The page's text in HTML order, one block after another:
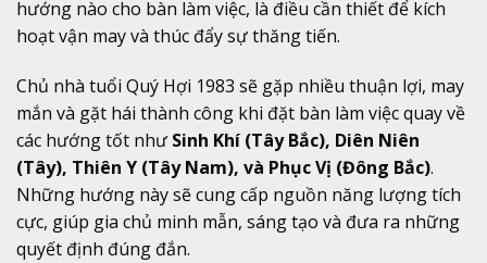
hướng nào cho bàn làm việc, là điều cần thiết để kích
hoạt vận may và thúc đẩy sự thăng tiến.
Chủ nhà tuổi Quý Hợi 1983 sẽ gặp nhiều thuận lợi, may
mắn và gặt hái thành công khi đặt bàn làm việc quay về
các hướng tốt như Sinh Khí (Tây Bắc), Diên Niên
(Tây), Thiên Y (Tây Nam), và Phục Vị (Đông Bắc).
Những hướng này sẽ cung cấp nguồn năng lượng tích
cực, giúp gia chủ minh mẫn, sáng tạo và đưa ra những
quyết định đúng đắn.